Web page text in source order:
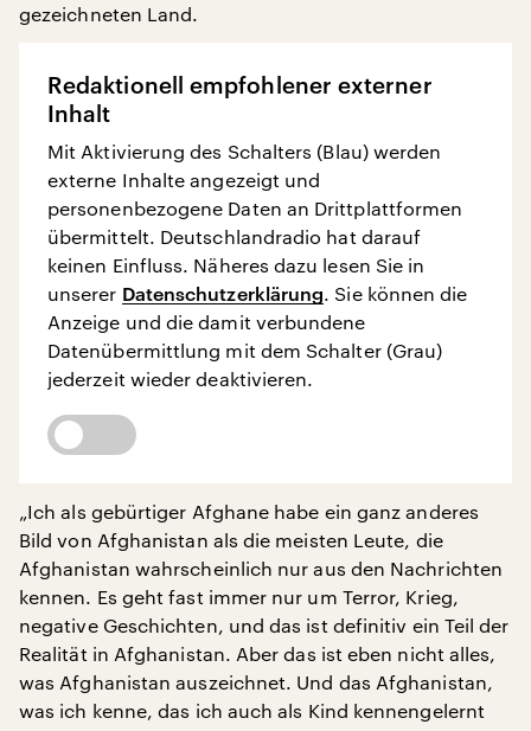
gezeichneten Land.
Redaktionell empfohlener externer
Inhalt
Mit Aktivierung des Schalters (Blau) werden
externe Inhalte angezeigt und
personenbezogene Daten an Drittplattformen
übermittelt. Deutschlandradio hat darauf
keinen Einfluss. Näheres dazu lesen Sie in
unserer Datenschutzerklärung. Sie können die
Anzeige und die damit verbundene
Datenübermittlung mit dem Schalter (Grau)
jederzeit wieder deaktivieren.
„Ich als gebürtiger Afghane habe ein ganz anderes
Bild von Afghanistan als die meisten Leute, die
Afghanistan wahrscheinlich nur aus den Nachrichten
kennen. Es geht fast immer nur um Terror, Krieg,
negative Geschichten, und das ist definitiv ein Teil der
Realität in Afghanistan. Aber das ist eben nicht alles,
was Afghanistan auszeichnet. Und das Afghanistan,
was ich kenne, das ich auch als Kind kennengelernt